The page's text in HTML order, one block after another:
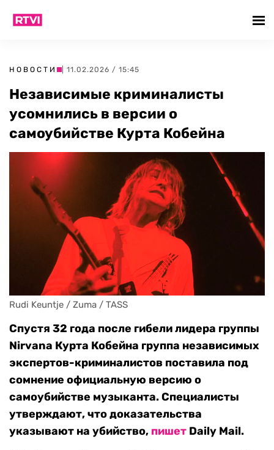
НОВОСТИ | 11.02.2026 / 15:45
Независимые криминалисты
усомнились в версии о
самоубийстве Курта Кобейна
Rudi Keuntje / Zuma / TASS
Спустя 32 года после гибели лидера группы
Nirvana Курта Кобейна группа независимых
экспертов-криминалистов поставила под
сомнение официальную версию о
самоубийстве музыканта. Специалисты
утверждают, что доказательства
указывают на убийство, пишет Daily Mail.